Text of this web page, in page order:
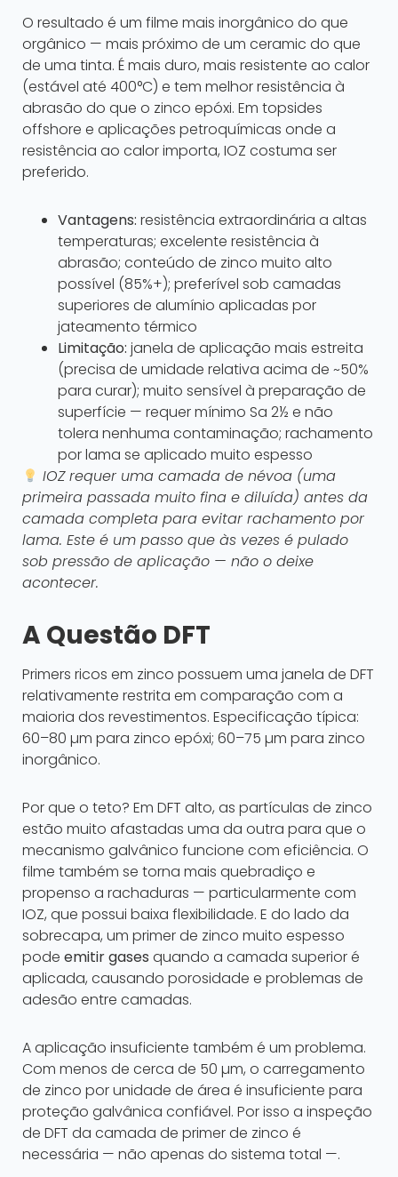
O resultado é um filme mais inorgânico do que
orgânico — mais próximo de um ceramic do que
de uma tinta. É mais duro, mais resistente ao calor
(estável até 400°C) e tem melhor resistência à
abrasão do que o zinco epóxi. Em topsides
offshore e aplicações petroquímicas onde a
resistência ao calor importa, IOZ costuma ser
preferido.
Vantagens: resistência extraordinária a altas
temperaturas; excelente resistência à
abrasão; conteúdo de zinco muito alto
possível (85%+); preferível sob camadas
superiores de alumínio aplicadas por
jateamento térmico
Limitação: janela de aplicação mais estreita
(precisa de umidade relativa acima de ~50%
para curar); muito sensível à preparação de
superfície — requer mínimo Sa 2½ e não
tolera nenhuma contaminação; rachamento
por lama se aplicado muito espesso
IOZ requer uma camada de névoa (uma
primeira passada muito fina e diluída) antes da
camada completa para evitar rachamento por
lama. Este é um passo que às vezes é pulado
sob pressão de aplicação — não o deixe
acontecer.
A Questão DFT
Primers ricos em zinco possuem uma janela de DFT
relativamente restrita em comparação com a
maioria dos revestimentos. Especificação típica:
60–80 µm para zinco epóxi; 60–75 µm para zinco
inorgânico.
Por que o teto? Em DFT alto, as partículas de zinco
estão muito afastadas uma da outra para que o
mecanismo galvânico funcione com eficiência. O
filme também se torna mais quebradiço e
propenso a rachaduras — particularmente com
IOZ, que possui baixa flexibilidade. E do lado da
sobrecapa, um primer de zinco muito espesso
pode emitir gases quando a camada superior é
aplicada, causando porosidade e problemas de
adesão entre camadas.
A aplicação insuficiente também é um problema.
Com menos de cerca de 50 µm, o carregamento
de zinco por unidade de área é insuficiente para
proteção galvânica confiável. Por isso a inspeção
de DFT da camada de primer de zinco é
necessária — não apenas do sistema total —.